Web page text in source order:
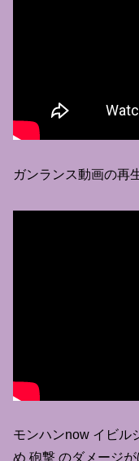
ガンランス動画の再
モンハンnow イビル
め 砲撃 のダメージが